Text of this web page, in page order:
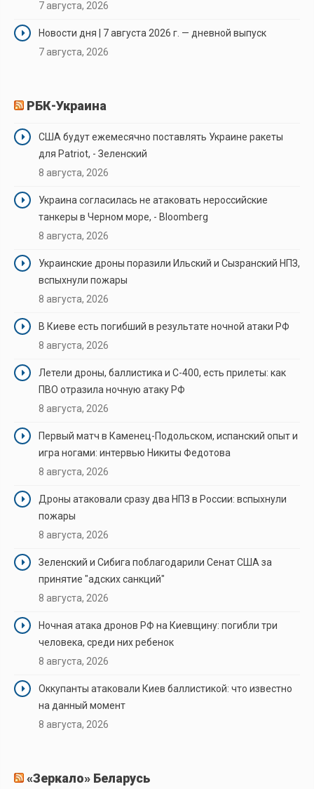
7 августа, 2026
Новости дня | 7 августа 2026 г. — дневной выпуск
7 августа, 2026
РБК-Украина
США будут ежемесячно поставлять Украине ракеты
для Patriot, - Зеленский
8 августа, 2026
Украина согласилась не атаковать нероссийские
танкеры в Черном море, - Bloomberg
8 августа, 2026
Украинские дроны поразили Ильский и Сызранский НПЗ,
вспыхнули пожары
8 августа, 2026
В Киеве есть погибший в результате ночной атаки РФ
8 августа, 2026
Летели дроны, баллистика и С-400, есть прилеты: как
ПВО отразила ночную атаку РФ
8 августа, 2026
Первый матч в Каменец-Подольском, испанский опыт и
игра ногами: интервью Никиты Федотова
8 августа, 2026
Дроны атаковали сразу два НПЗ в России: вспыхнули
пожары
8 августа, 2026
Зеленский и Сибига поблагодарили Сенат США за
принятие "адских санкций"
8 августа, 2026
Ночная атака дронов РФ на Киевщину: погибли три
человека, среди них ребенок
8 августа, 2026
Оккупанты атаковали Киев баллистикой: что известно
на данный момент
8 августа, 2026
«Зеркало» Беларусь